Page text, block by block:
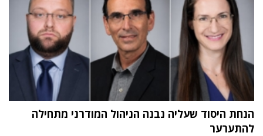
הנחת היסוד שעליה נבנה הניהול המודרני מתחילה
להתערער